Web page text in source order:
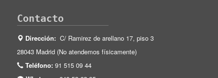
Contacto
Dirección: C/ Ramirez de arellano 17, piso 3
28043 Madrid (No atendemos físicamente)
Teléfono: 91 515 09 44